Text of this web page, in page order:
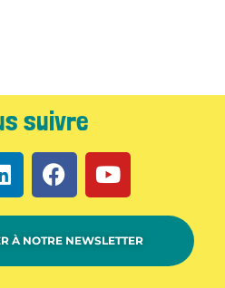
suivre
À NOTRE NEWSLETTER